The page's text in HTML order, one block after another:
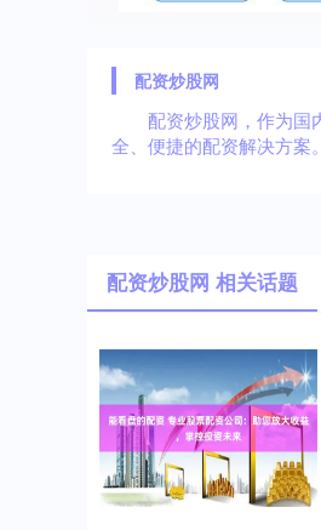
配资炒股网
配资炒股网，作为国
全、便捷的配资解决方案
配资炒股网 相关话题